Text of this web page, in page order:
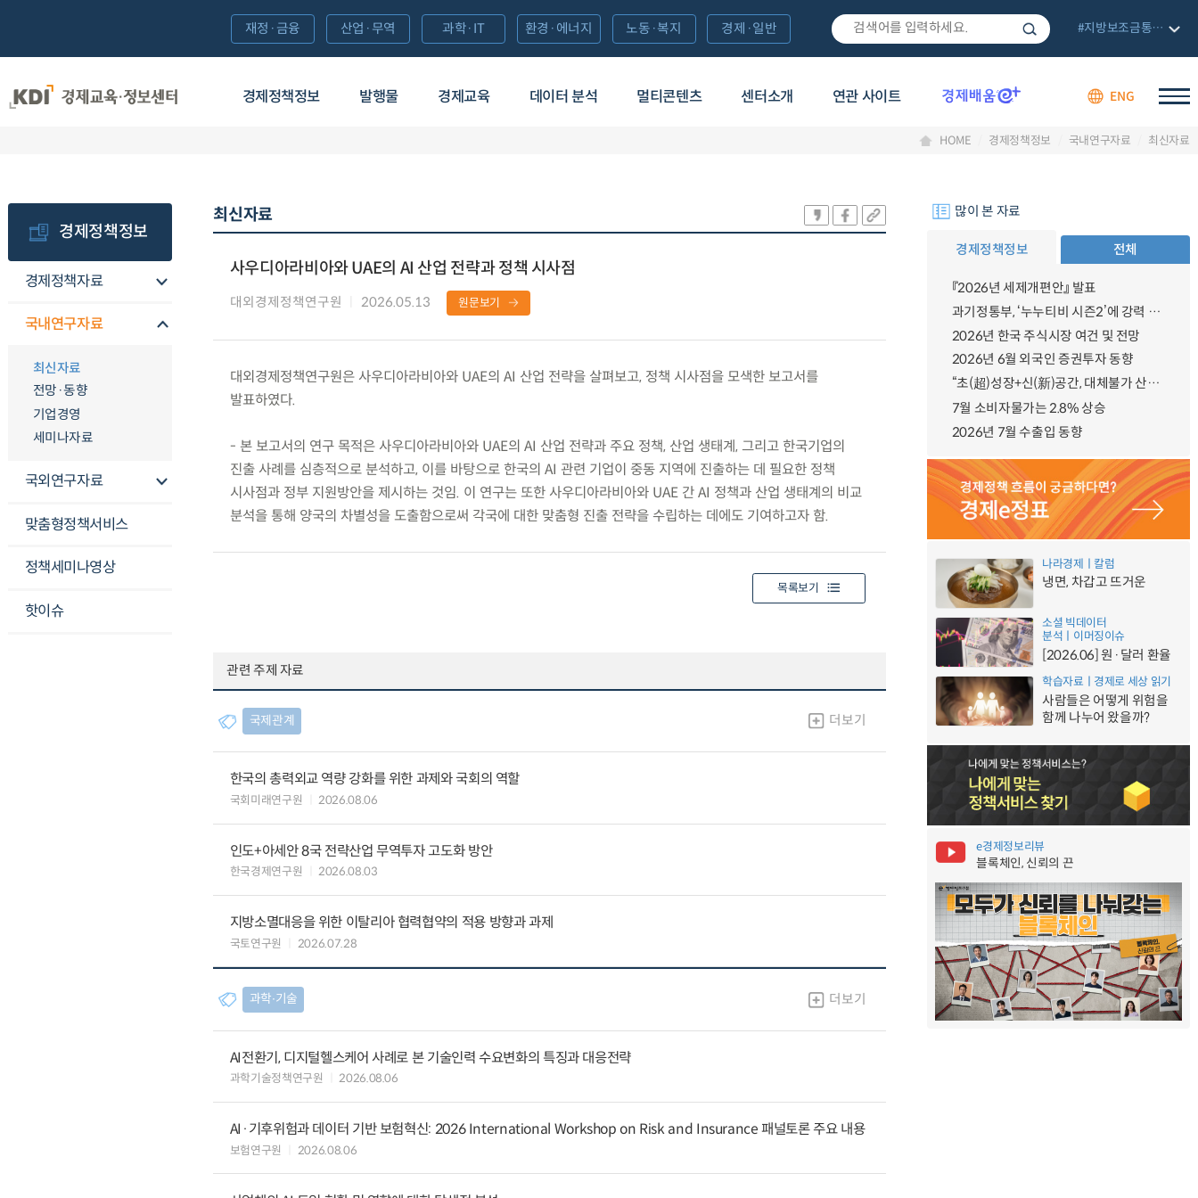
경제정책정보 발행물 경제교육 데이터 분석 멀티콘텐츠 센터소개 연관 사이트 ENG
재정·금융 산업·무역 과학·IT 환경·에너지 노동·복지 경제·일반 #지방보조금통합관리망
HOME 경제정책정보 국내연구자료 최신자료
경제정책정보
경제정책자료
국내연구자료
최신자료
전망·동향
기업경영
세미나자료
국외연구자료
맞춤형정책서비스
정책세미나영상
핫이슈
최신자료
사우디아라비아와 UAE의 AI 산업 전략과 정책 시사점
대외경제정책연구원 2026.05.13 원문보기
대외경제정책연구원은 사우디아라비아와 UAE의 AI 산업 전략을 살펴보고, 정책 시사점을 모색한 보고서를
발표하였다.
- 본 보고서의 연구 목적은 사우디아라비아와 UAE의 AI 산업 전략과 주요 정책, 산업 생태계, 그리고 한국기업의
진출 사례를 심층적으로 분석하고, 이를 바탕으로 한국의 AI 관련 기업이 중동 지역에 진출하는 데 필요한 정책
시사점과 정부 지원방안을 제시하는 것임. 이 연구는 또한 사우디아라비아와 UAE 간 AI 정책과 산업 생태계의 비교
분석을 통해 양국의 차별성을 도출함으로써 각국에 대한 맞춤형 진출 전략을 수립하는 데에도 기여하고자 함.
목록보기
관련 주제 자료
국제관계 더보기
한국의 총력외교 역량 강화를 위한 과제와 국회의 역할
국회미래연구원 2026.08.06
인도+아세안 8국 전략산업 무역투자 고도화 방안
한국경제연구원 2026.08.03
지방소멸대응을 위한 이탈리아 협력협약의 적용 방향과 과제
국토연구원 2026.07.28
과학∙기술 더보기
AI전환기, 디지털헬스케어 사례로 본 기술인력 수요변화의 특징과 대응전략
과학기술정책연구원 2026.08.06
AI·기후위험과 데이터 기반 보험혁신: 2026 International Workshop on Risk and Insurance 패널토론 주요 내용
보험연구원 2026.08.06
많이 본 자료
경제정책정보 전체
『2026년 세제개편안』 발표
과기정통부, ‘누누티비 시즌2’에 강력 대응 의지 밝혀
2026년 한국 주식시장 여건 및 전망
2026년 6월 외국인 증권투자 동향
“초(超)성장+신(新)공간, 대체불가 산업강국”
7월 소비자물가는 2.8% 상승
2026년 7월 수출입 동향
나라경제ㅣ칼럼
냉면, 차갑고 뜨거운
소셜 빅데이터
분석ㅣ이머징이슈
[2026.06] 원·달러 환율
학습자료ㅣ경제로 세상 읽기
사람들은 어떻게 위험을
함께 나누어 왔을까?
e경제정보리뷰
블록체인, 신뢰의 끈